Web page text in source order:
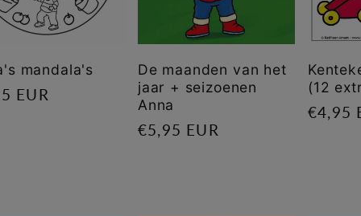
mandala's
EUR
De maanden van het
jaar + seizoenen
Anna
Normale
€5,95 EUR
(12
€4,95